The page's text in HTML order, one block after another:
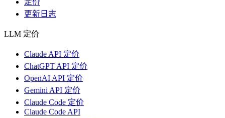
更新日志
LLM 定价
Claude API 定价
ChatGPT API 定价
OpenAI API 定价
Gemini API 定价
Claude Code 定价
Claude Code API